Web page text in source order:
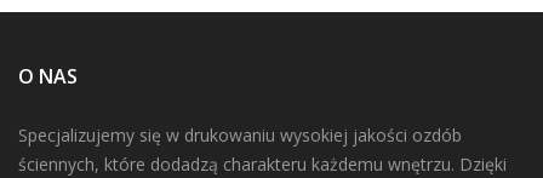
O NAS
Specjalizujemy się w drukowaniu wysokiej jakości ozdób
ściennych, które dodadzą charakteru każdemu wnętrzu. Dzięki